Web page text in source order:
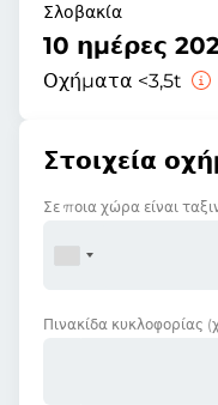
Σλοβακία
10 ημέρες
Οχήματα <3,5t
Στοιχεία
Σε ποια χώρα είναι
Πινακίδα κυκλοφορίας